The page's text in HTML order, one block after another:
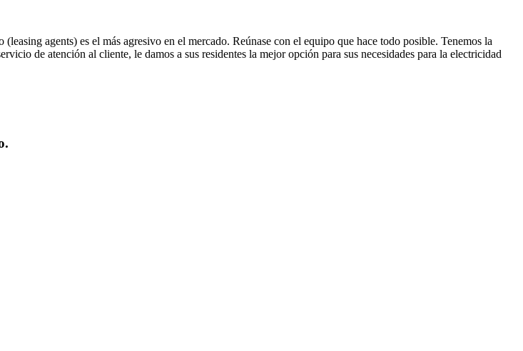
agents) es el más agresivo en el mercado. Reúnase con el equipo que hace todo posible. Tenemos la
de atención al cliente, le damos a sus residentes la mejor opción para sus necesidades para la electricidad